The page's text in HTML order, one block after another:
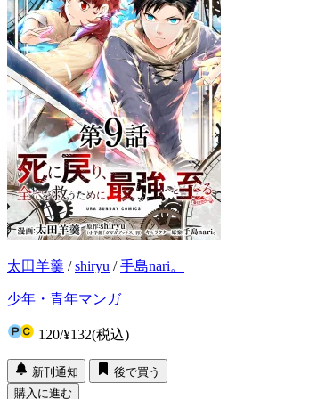
太田羊羹 /shiryu /手島nari。
少年・青年マンガ
120/¥132(税込)
新刊通知
後で買う
購入に進む